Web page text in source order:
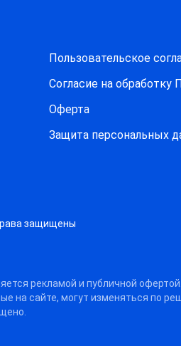
Пользовательское
Согласие на обработку
Оферта
Защитa персональных
защищены
рекламой и публичной
на сайте, могут изменяться по